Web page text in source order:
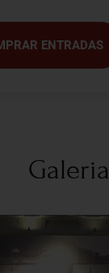
ENTRADAS
Galeria